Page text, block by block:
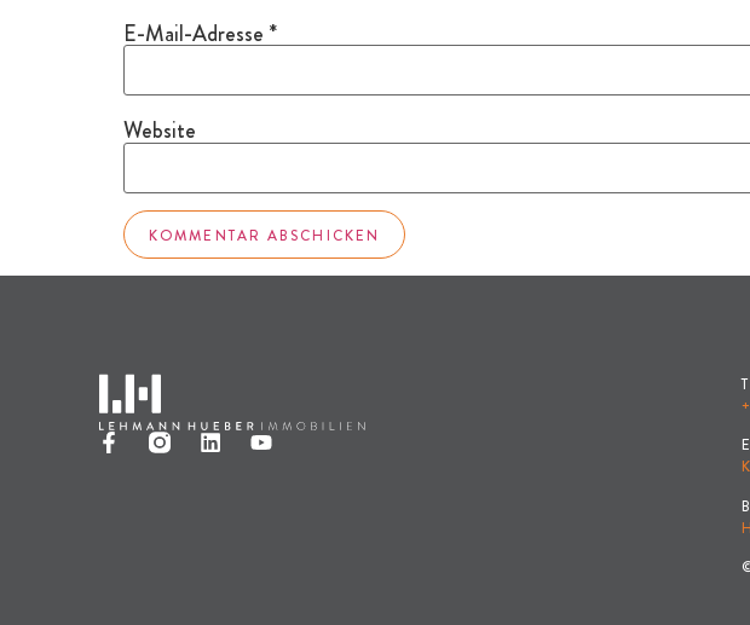
E-Mail-Adresse *
Website